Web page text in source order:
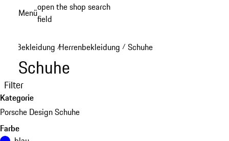
Hauptinhalt
Menüopen the shop search
field
Bekleidung /Herrenbekleidung / Schuhe
Schuhe
Filter
Kategorie
Porsche Design Schuhe
Farbe